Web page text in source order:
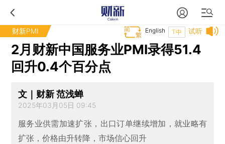
财新PMI 试听
T中
English
2月财新中国服务业PMI录得51.4
回升0.4个百分点
文｜财新 范浅蝉
2025年03月05日 09:45
服务业供需加速扩张，出口订单继续增加，就业略有
扩张，价格由升转降，市场信心回升